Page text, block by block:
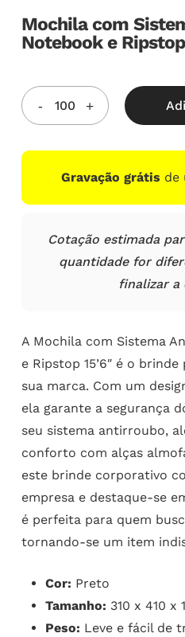
Mochila com
Notebook e
Gravação grátis de
Cotação estimada
quantidade for
finalizar a
A Mochila com Sistema
e Ripstop 15’6″ é o
sua marca. Com um
ela garante a segurança
seu sistema antirroubo,
conforto com alças
este brinde corporativo
empresa e destaque-se
é perfeita para quem
tornando-se um item
Cor: Preto
Tamanho: 310 x 410 x
Peso: Leve e fácil de